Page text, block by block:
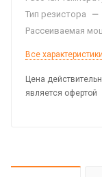
Тип резистора
—
Рассеиваемая
Все характеристики
Цена
является офертой